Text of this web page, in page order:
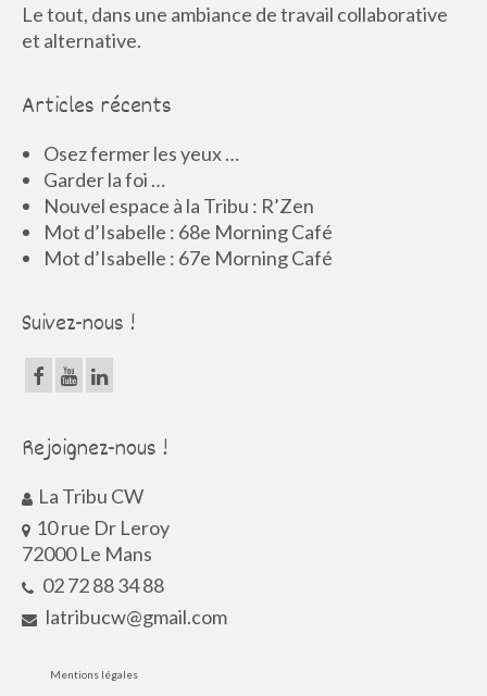
Le tout, dans une ambiance de travail collaborative
et alternative.
Articles récents
Osez fermer les yeux …
Garder la foi …
Nouvel espace à la Tribu : R’Zen
Mot d’Isabelle : 68e Morning Café
Mot d’Isabelle : 67e Morning Café
Suivez-nous !
Rejoignez-nous !
La Tribu CW
10 rue Dr Leroy
72000 Le Mans
02 72 88 34 88
latribucw@gmail.com
Mentions légales